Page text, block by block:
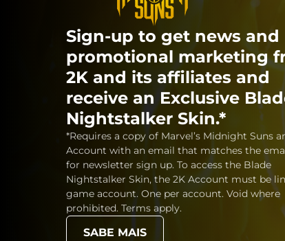
Sign-up to get news and
promotional marketing
2K and its affiliates and
receive an Exclusive
Nightstalker Skin.*
*Requires a copy of Marvel’s Midnight Suns
Account with an email that matches the
for newsletter sign up. To access the Blade
Nightstalker Skin, the 2K Account must be
game account. One per account. Void where
prohibited. Terms apply.
SABE MAIS